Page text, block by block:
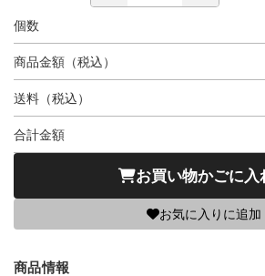
個数
商品金額（税込）
送料（税込）
合計金額
お買い物かごに入
お気に入りに追加
商品情報